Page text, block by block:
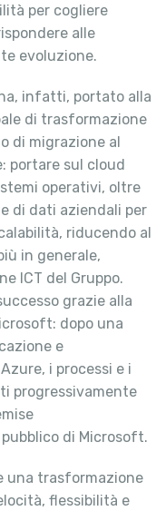
per cogliere
alle
evoluzione.
infatti, portato alla
di trasformazione
di migrazione al
portare sul cloud
operativi, oltre
di dati aziendali per
riducendo al
in generale,
ICT del Gruppo.
grazie alla
dopo una
e
i processi e i
progressivamente
di Microsoft.
una trasformazione
flessibilità e